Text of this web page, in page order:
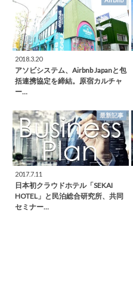
2018.3.20
アソビシステム、Airbnb Japanと包
括連携協定を締結。原宿カルチャ
ー…
最新記事
2017.7.11
日本初クラウドホテル「SEKAI
HOTEL」と民泊総合研究所、共同
セミナー…